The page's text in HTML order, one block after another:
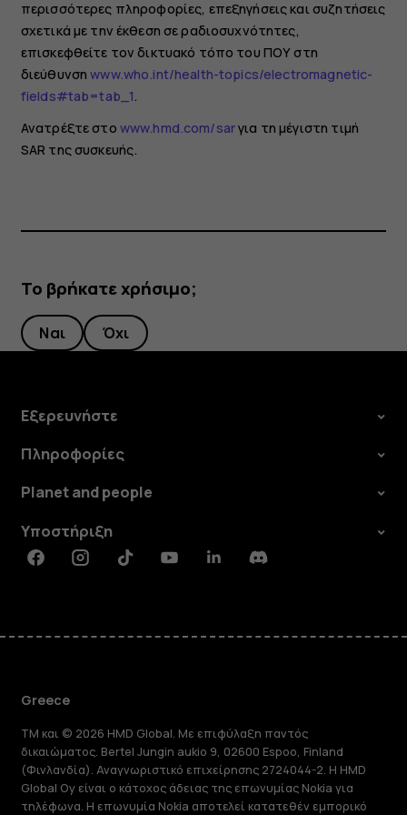
περισσότερες πληροφορίες, επεξηγήσεις και συζητήσεις
σχετικά με την έκθεση σε ραδιοσυχνότητες,
επισκεφθείτε τον δικτυακό τόπο του ΠΟΥ στη
διεύθυνσηwww.who.int/health-topics/electromagnetic-
fields#tab=tab_1.
Ανατρέξτε στο www.hmd.com/sarγια τη μέγιστη τιμή
SAR της συσκευής.
Το βρήκατε χρήσιμο;
Ναι Όχι
Εξερευνήστε
Πληροφορίες
Planet and people
Υποστήριξη
FacebookInstagramTiktokYoutubeLinkedinDiscord
Greece
TM και © 2026 HMD Global. Με επιφύλαξη παντός
δικαιώματος. Bertel Jungin aukio 9, 02600 Espoo, Finland
(Φινλανδία). Αναγνωριστικό επιχείρησης 2724044-2. Η HMD
Global Oy είναι ο κάτοχος άδειας της επωνυμίας Nokia για
τηλέφωνα. Η επωνυμία Nokia αποτελεί κατατεθέν εμπορικό